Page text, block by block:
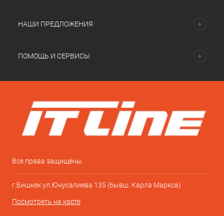
НАШИ ПРЕДЛОЖЕНИЯ
ПОМОЩЬ И СЕРВИСЫ
Все права защищены.
г.Бишкек ул.Юнусалиева 135 (бывш. Карла Маркса)
Посмотреть на карте